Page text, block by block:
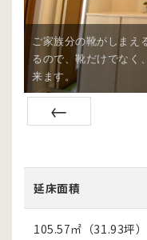
ご家族分の靴がしまえ
るので、靴だけでなく
来ます。
延床面積
105.57㎡（31.93坪